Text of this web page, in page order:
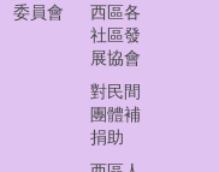
員
委員會
西區各
社區發
展協會
對民間
團體補
捐助